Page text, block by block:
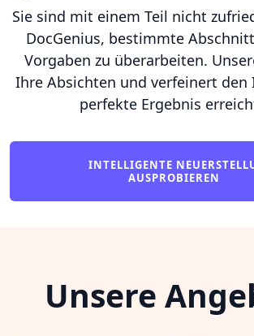
Sie sind mit einem Teil nicht
DocGenius, bestimmte
Vorgaben zu überarbeiten.
Ihre Absichten und verfeinert den
perfekte Ergebnis
INTELLIGENTE
AUSPROBIEREN
Unsere